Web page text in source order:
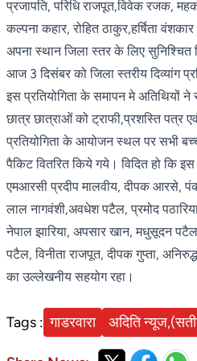
प्रजापति, परिधि राजपूत,विवेक रजक,
कल्पना कहार, रोहित ठाकुर,हर्षिता
अपना स्थान जिला स्तर के लिए सुनिश्चित
आज 3 दिसंबर को जिला स्तरीय दिव्यांग
इस प्रतियोगिता के समापन मे अतिथियों ने
छात्र छात्राओं को ट्राफी,प्रशस्ति पत्र
प्रतियोगिता के आयोजन स्थल पर सभी
पैकिट वितरित किये गये। विदित हो कि
एमआरसी प्रदीप मालवीय, दीपक आरसे,
लाल नागवंशी,अवधेश पटैल, प्रमोद
नेपाल झारिया, अपसार खान, मधुसूदन
पटैल, विनीता राजपूत, दीपक गुप्ता,
का उल्लेखनीय सहयोग रहा।
Tags : गाडरवारा अदिति